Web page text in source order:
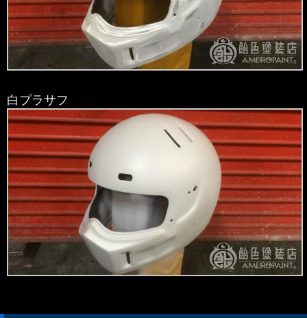
白プラサフ